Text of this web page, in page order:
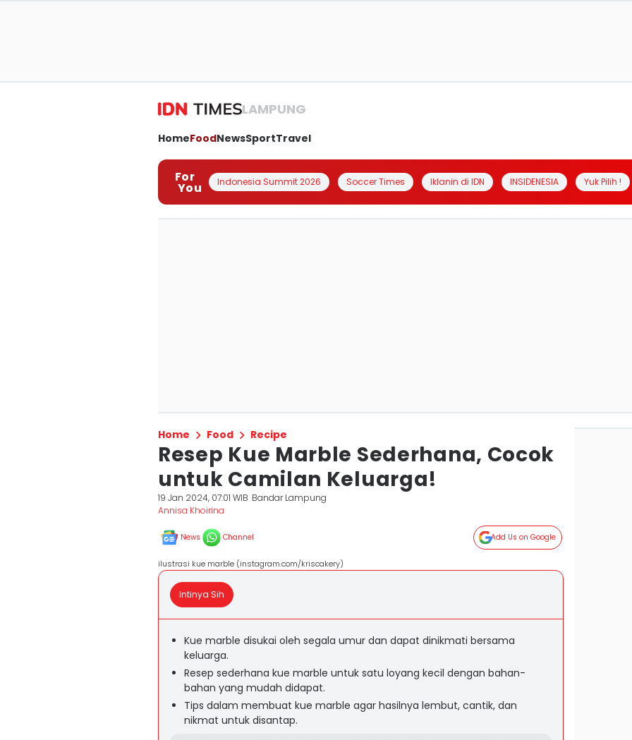
LAMPUNG
HomeFoodNewsSportTravel
For
You Indonesia Summit 2026 Soccer Times Iklanin di IDN INSIDENESIA Yuk Pilih !
Home Food Recipe
Resep Kue Marble Sederhana, Cocok
untuk Camilan Keluarga!
19 Jan 2024, 07:01 WIB Bandar Lampung
Annisa Khoirina
News Channel Add Us on Google
ilustrasi kue marble (instagram.com/kriscakery)
Intinya Sih
Kue marble disukai oleh segala umur dan dapat dinikmati bersama
keluarga.
Resep sederhana kue marble untuk satu loyang kecil dengan bahan-
bahan yang mudah didapat.
Tips dalam membuat kue marble agar hasilnya lembut, cantik, dan
nikmat untuk disantap.